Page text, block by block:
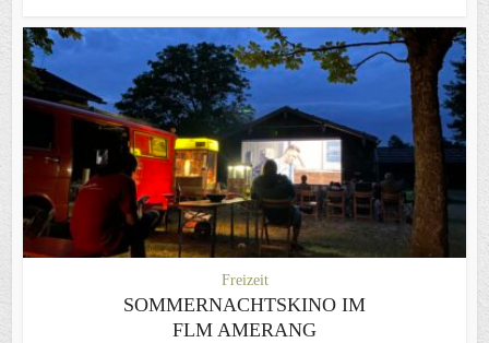
Freizeit
SOMMERNACHTSKINO IM
FLM AMERANG